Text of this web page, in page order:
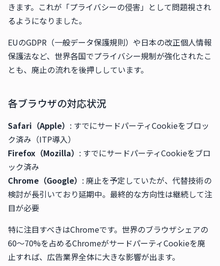
きます。これが「プライバシーの侵害」として問題視され
るようになりました。
EUのGDPR（一般データ保護規則）や日本の改正個人情報
保護法など、世界各国でプライバシー規制が強化されたこ
とも、廃止の流れを後押ししています。
各ブラウザの対応状況
Safari（Apple） : すでにサードパーティCookieをブロッ
ク済み（ITP導入）
Firefox（Mozilla） : すでにサードパーティCookieをブロ
ック済み
Chrome（Google） : 廃止を予定していたが、代替技術の
検討が長引いており延期中。最終的な方向性は継続して注
目が必要
特に注目すべきはChromeです。世界のブラウザシェアの
60〜70%を占めるChromeがサードパーティCookieを廃
止すれば、広告業界全体に大きな影響が出ます。